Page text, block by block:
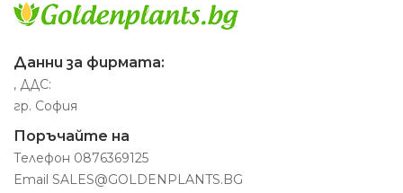
Данни за фирмата:
, ДДС:
гр. София
Поръчайте на
Телефон 0876369125
Email SALES@GOLDENPLANTS.BG